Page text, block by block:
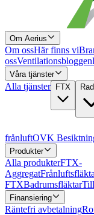
Om Aerius
Om ossHär finns vi
ossVentilationsbloggen
Våra tjänster
Alla tjänster FTX
frånluftOVK
Produkter
Alla produkterFTX-
Aggregat
FTXBadrumsfläktar
Finansiering
Räntefri avbetalning